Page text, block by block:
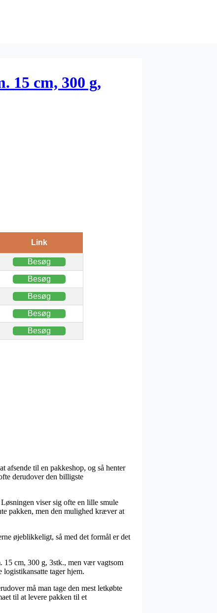
15 cm, 300 g,
Link
Besøg
Besøg
Besøg
Besøg
Besøg
afsende til en pakkeshop, og så henter
derudover den billigste
viser sig ofte en lille smule
pakken, men den mulighed kræver at
øjeblikkeligt, så med det formål er det
15 cm, 300 g, 3stk., men vær vagtsom
tager hjem.
må man tage den mest letkøbte
til at levere pakken til et